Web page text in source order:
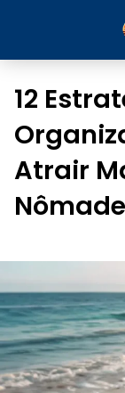
12
Atrair